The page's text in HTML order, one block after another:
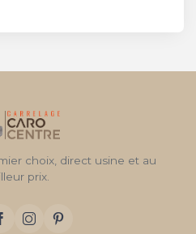
choix, direct usine et au
prix.